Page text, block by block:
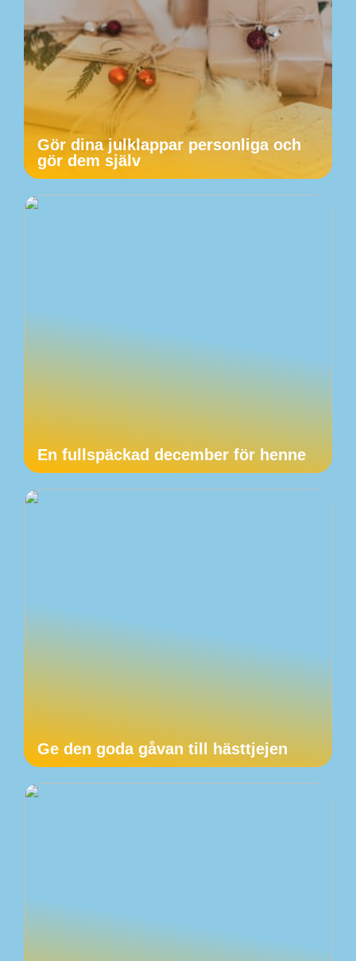
Gör dina julklappar personliga och
gör dem själv
En fullspäckad december för henne
Ge den goda gåvan till hästtjejen